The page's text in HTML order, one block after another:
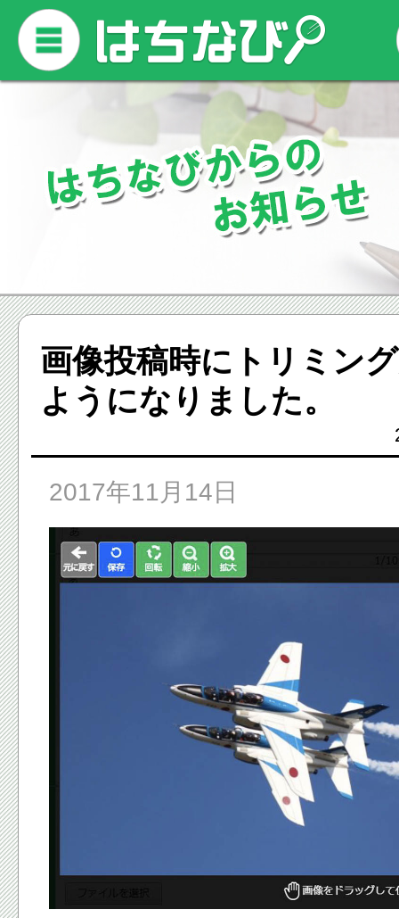
画像投稿時にトリミン
ようになりました。
2017年11月14日